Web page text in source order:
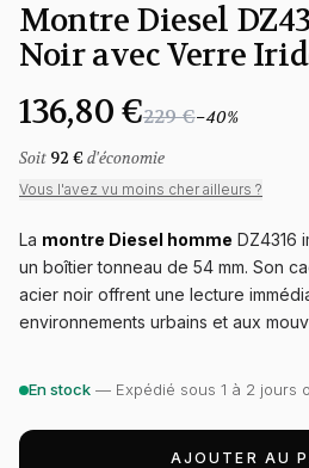
Montre Diesel
Noir avec Verre
136,80 €229 €−40%
Soit 92 € d'économie
Vous l'avez vu moins cher ailleurs ?
La montre Diesel homme DZ4316
un boîtier tonneau de 54 mm. Son
acier noir offrent une lecture
environnements urbains et aux
En stock — Expédié sous 1 à 2 jours
AJOUTER AU